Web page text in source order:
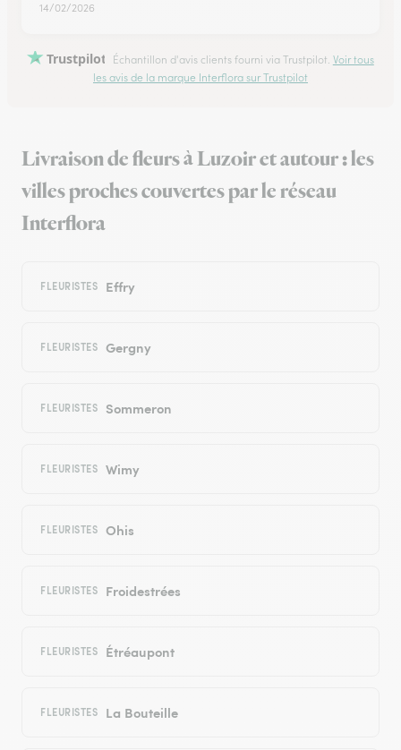
14/02/2026
Trustpilot Échantillon d'avis clients fourni via Trustpilot. Voir tous
les avis de la marque Interflora sur Trustpilot
Livraison de fleurs à Luzoir et autour : les
villes proches couvertes par le réseau
Interflora
FLEURISTES Effry
FLEURISTES Gergny
FLEURISTES Sommeron
FLEURISTES Wimy
FLEURISTES Ohis
FLEURISTES Froidestrées
FLEURISTES Étréaupont
FLEURISTES La Bouteille